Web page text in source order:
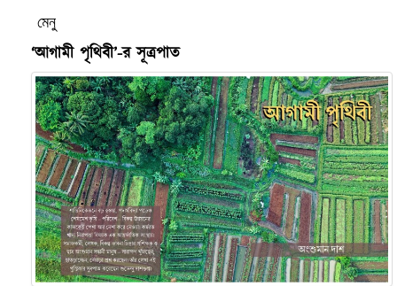
মেনু
‘আগামী পৃথিবী’-র সূত্রপাত